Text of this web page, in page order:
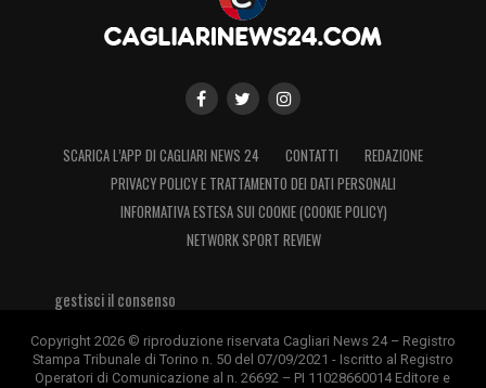
SCARICA L’APP DI CAGLIARI NEWS 24 CONTATTI
REDAZIONE
PRIVACY POLICY E TRATTAMENTO DEI DATI PERSONALI
INFORMATIVA ESTESA SUI COOKIE (COOKIE POLICY)
NETWORK SPORT REVIEW
gestisci il consenso
Copyright 2026 © riproduzione riservata Cagliari News 24 – Registro
Stampa Tribunale di Torino n. 50 del 07/09/2021 - Iscritto al Registro
Operatori di Comunicazione al n. 26692 – PI 11028660014 Editore e